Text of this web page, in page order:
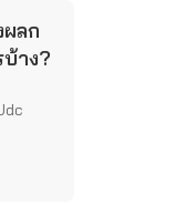
ผลก
าง?